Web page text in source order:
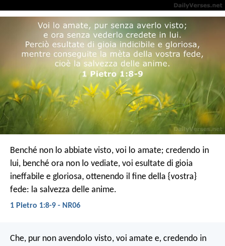
Benché non lo abbiate visto, voi lo amate; credendo in
lui, benché ora non lo vediate, voi esultate di gioia
ineffabile e gloriosa, ottenendo il fine della {vostra}
fede: la salvezza delle anime.
1 Pietro 1:8-9 - NR06
Che, pur non avendolo visto, voi amate e, credendo in